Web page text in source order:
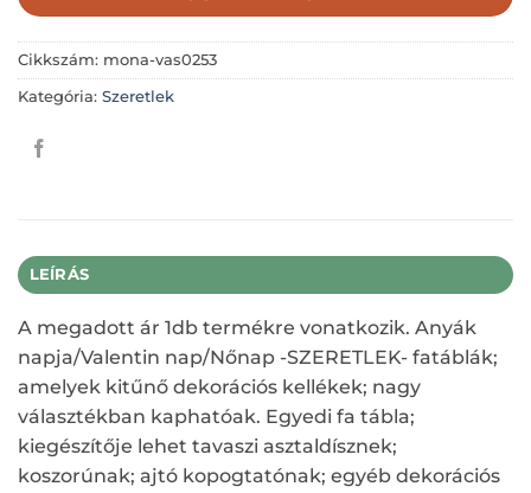
Cikkszám: mona-vas0253
Kategória: Szeretlek
LEÍRÁS
A megadott ár 1db termékre vonatkozik. Anyák
napja/Valentin nap/Nőnap -SZERETLEK- fatáblák;
amelyek kitűnő dekorációs kellékek; nagy
választékban kaphatóak. Egyedi fa tábla;
kiegészítője lehet tavaszi asztaldísznek;
koszorúnak; ajtó kopogtatónak; egyéb dekorációs